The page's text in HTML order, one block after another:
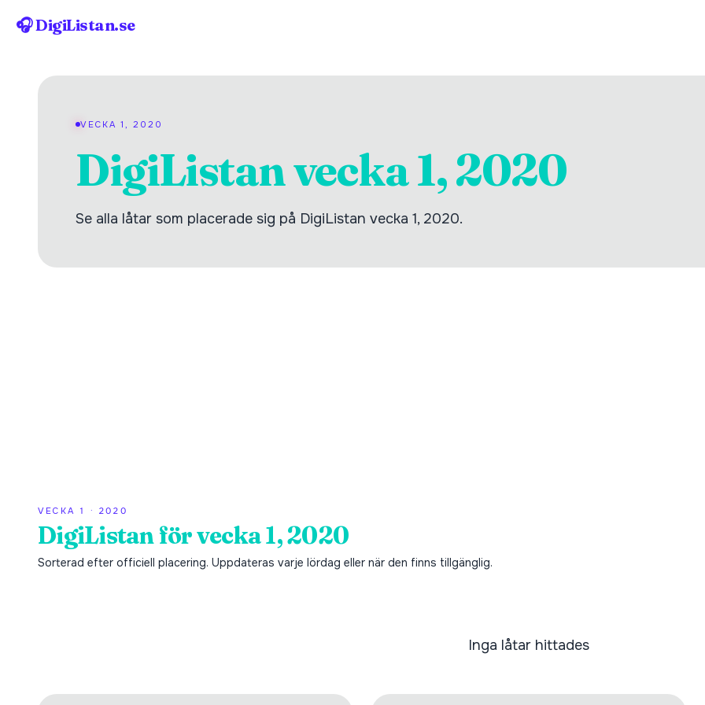
🎧 DigiListan.se
VECKA 1, 2020
DigiListan vecka 1, 2020
Se alla låtar som placerade sig på DigiListan vecka 1, 2020.
VECKA 1 · 2020
DigiListan för vecka 1, 2020
Sorterad efter officiell placering. Uppdateras varje lördag eller när den finns tillgänglig.
Inga låtar hittades